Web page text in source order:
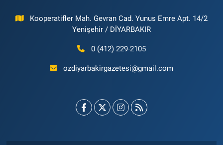
Kooperatifler Mah. Gevran Cad. Yunus Emre Apt. 14/2
Yenişehir / DİYARBAKIR
0 (412) 229-2105
ozdiyarbakirgazetesi@gmail.com